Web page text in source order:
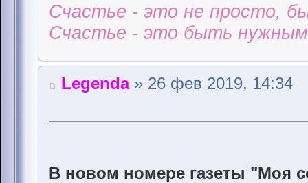
Счастье - это не просто,
Счастье - это быть
Legenda» 26 фев 2019, 14:34
В новом номере газеты "Моя